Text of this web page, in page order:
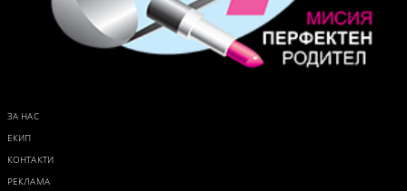
ЗА НАС
ЕКИП
КОНТАКТИ
РЕКЛАМА